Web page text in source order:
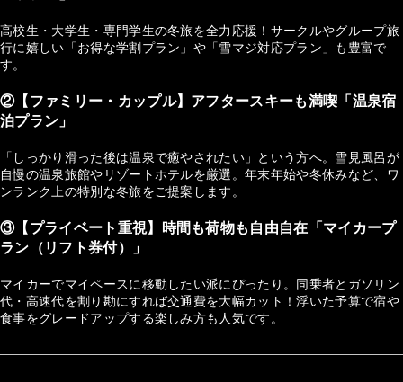
高校生・大学生・専門学生の冬旅を全力応援！サークルやグループ旅
行に嬉しい「お得な学割プラン」や「雪マジ対応プラン」も豊富で
す。
②【ファミリー・カップル】アフタースキーも満喫「温泉宿
泊プラン」
「しっかり滑った後は温泉で癒やされたい」という方へ。雪見風呂が
自慢の温泉旅館やリゾートホテルを厳選。年末年始や冬休みなど、ワ
ンランク上の特別な冬旅をご提案します。
③【プライベート重視】時間も荷物も自由自在「マイカープ
ラン（リフト券付）」
マイカーでマイペースに移動したい派にぴったり。同乗者とガソリン
代・高速代を割り勘にすれば交通費を大幅カット！浮いた予算で宿や
食事をグレードアップする楽しみ方も人気です。